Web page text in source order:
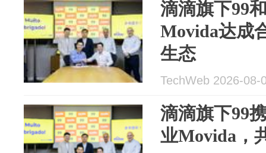
滴滴旗下99
Movida达成
生态
TechWeb 2026-08-
滴滴旗下99
业Movida，